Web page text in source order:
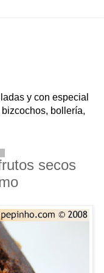
y con especial
bollería,
secos